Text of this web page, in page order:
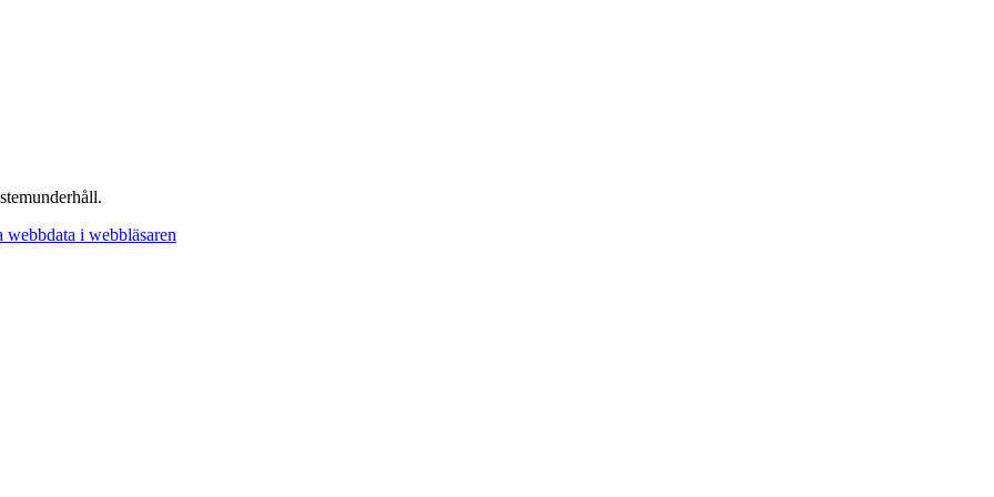
webbdata i webbläsaren